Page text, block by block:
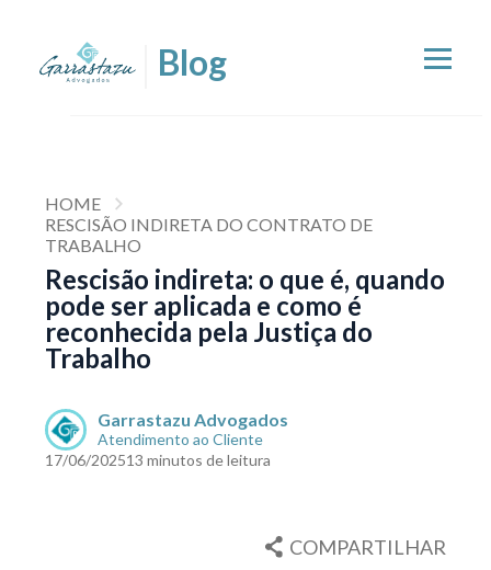
HOME
RESCISÃO INDIRETA DO CONTRATO DE
TRABALHO
Rescisão indireta: o que é, quando
pode ser aplicada e como é
reconhecida pela Justiça do
Trabalho
Garrastazu Advogados
Atendimento ao Cliente
17/06/202513 minutos de leitura
COMPARTILHAR